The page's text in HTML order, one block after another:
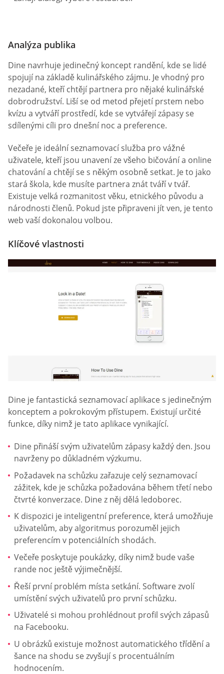
Analýza publika
Dine navrhuje jedinečný koncept randění, kde se lidé
spojují na základě kulinářského zájmu. Je vhodný pro
nezadané, kteří chtějí partnera pro nějaké kulinářské
dobrodružství. Liší se od metod přejetí prstem nebo
kvízu a vytváří prostředí, kde se vytvářejí zápasy se
sdílenými cíli pro dnešní noc a preference.
Večeře je ideální seznamovací služba pro vážné
uživatele, kteří jsou unavení ze všeho bičování a online
chatování a chtějí se s někým osobně setkat. Je to jako
stará škola, kde musíte partnera znát tváří v tvář.
Existuje velká rozmanitost věku, etnického původu a
národnosti členů. Pokud jste připraveni jít ven, je tento
web vaší dokonalou volbou.
Klíčové vlastnosti
Dine je fantastická seznamovací aplikace s jedinečným
konceptem a pokrokovým přístupem. Existují určité
funkce, díky nimž je tato aplikace vynikající.
Dine přináší svým uživatelům zápasy každý den. Jsou
navrženy po důkladném výzkumu.
Požadavek na schůzku zařazuje celý seznamovací
zážitek, kde je schůzka požadována během třetí nebo
čtvrté konverzace. Dine z něj dělá ledoborec.
K dispozici je inteligentní preference, která umožňuje
uživatelům, aby algoritmus porozuměl jejich
preferencím v potenciálních shodách.
Večeře poskytuje poukázky, díky nimž bude vaše
rande noc ještě výjimečnější.
Řeší první problém místa setkání. Software zvolí
umístění svých uživatelů pro první schůzku.
Uživatelé si mohou prohlédnout profil svých zápasů
na Facebooku.
U obrázků existuje možnost automatického třídění a
šance na shodu se zvyšují s procentuálním
hodnocením.